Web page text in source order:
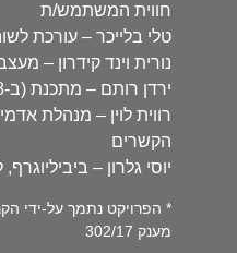
חווית המשתמש/ת
טלי בלייכר – עורכת
נורית וינד קידרון –
ירדן רותם – מתכנת (ב-2019-2018)
רווית לוין – מנהלת
הקשרים
יוסי גלרון – ביביליוגרף,
* הפרויקט נתמך על-ידי
מענק 302/17